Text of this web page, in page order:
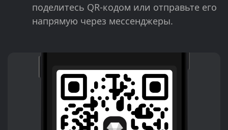
поделитесь QR-кодом или отправьте его
напрямую через мессенджеры.